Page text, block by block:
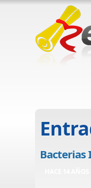
Bacterias